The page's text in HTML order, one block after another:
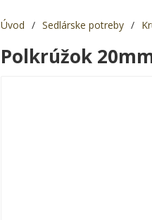
Úvod / Sedlárske potreby /
Polkrúžok